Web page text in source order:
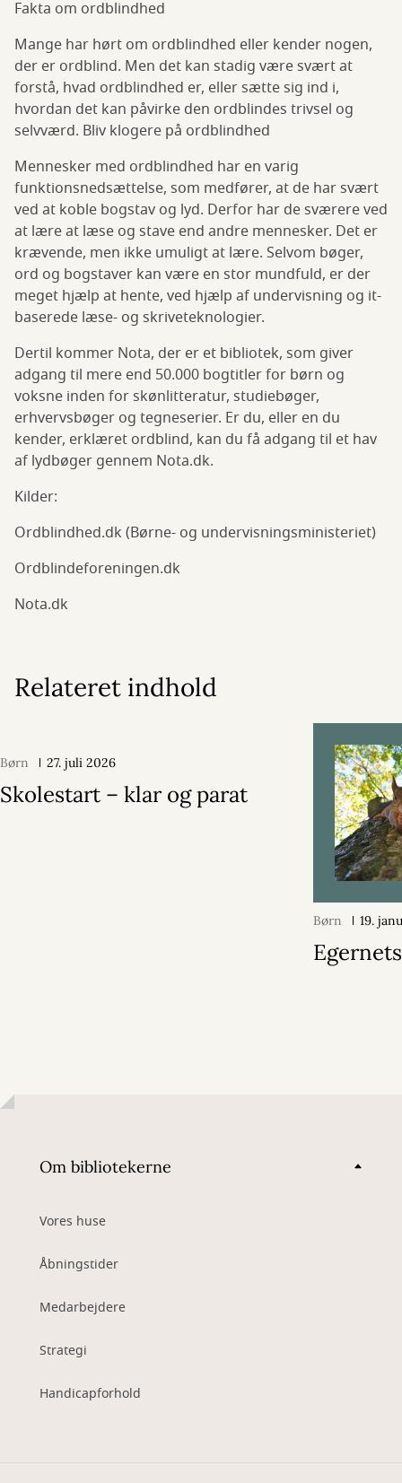
Fakta om ordblindhed
Mange har hørt om ordblindhed eller kender nogen,
der er ordblind. Men det kan stadig være svært at
forstå, hvad ordblindhed er, eller sætte sig ind i,
hvordan det kan påvirke den ordblindes trivsel og
selvværd. Bliv klogere på ordblindhed
Mennesker med ordblindhed har en varig
funktionsnedsættelse, som medfører, at de har svært
ved at koble bogstav og lyd. Derfor har de sværere ved
at lære at læse og stave end andre mennesker. Det er
krævende, men ikke umuligt at lære. Selvom bøger,
ord og bogstaver kan være en stor mundfuld, er der
meget hjælp at hente, ved hjælp af undervisning og it-
baserede læse- og skriveteknologier.
Dertil kommer Nota, der er et bibliotek, som giver
adgang til mere end 50.000 bogtitler for børn og
voksne inden for skønlitteratur, studiebøger,
erhvervsbøger og tegneserier. Er du, eller en du
kender, erklæret ordblind, kan du få adgang til et hav
af lydbøger gennem Nota.dk.
Kilder:
Ordblindhed.dk (Børne- og undervisningsministeriet)
Ordblindeforeningen.dk
Nota.dk
Relateret indhold
Børn 27. juli 2026
Skolestart – klar og parat
Børn 19.
Om bibliotekerne
Vores huse
Åbningstider
Medarbejdere
Strategi
Handicapforhold